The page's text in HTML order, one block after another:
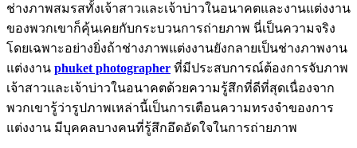
ช่างภาพสมรสทั้งเจ้าสาวและเจ้าบ่าวในอนาคตและงานแต่งงาน
ของพวกเขาก็คุ้นเคยกับกระบวนการถ่ายภาพ นี่เป็นความจริง
โดยเฉพาะอย่างยิ่งถ้าช่างภาพแต่งงานยังกลายเป็นช่างภาพงาน
แต่งงาน phuket photographer ที่มีประสบการณ์ต้องการจับภาพ
เจ้าสาวและเจ้าบ่าวในอนาคตด้วยความรู้สึกที่ดีที่สุดเนื่องจาก
พวกเขารู้ว่ารูปภาพเหล่านี้เป็นการเตือนความทรงจำของการ
แต่งงาน มีบุคคลบางคนที่รู้สึกอึดอัดใจในการถ่ายภาพ